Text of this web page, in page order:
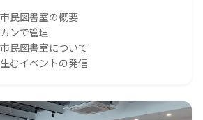
民図書室の概要
ンで管理
民図書室について
むイベントの発信